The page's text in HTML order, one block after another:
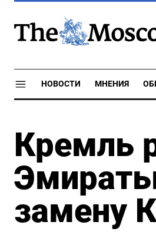
НОВОСТИ МНЕНИЯ
Кремль
замену